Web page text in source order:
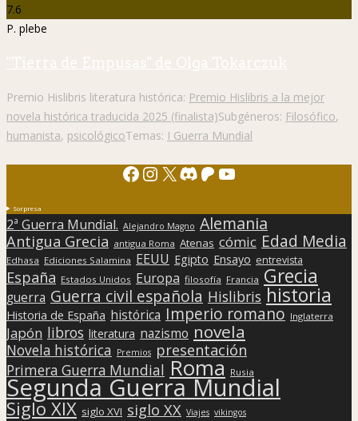
7.6
P. plebe
"Tierra de Empusas" de Olga Tokarczuk
Premio Hislibris literatura histórica: Premio Hislibris a la mejor
novela histórica traducida 2025 (finalista)Subgéneros: Filosófico,
humanista, psicológicoTemas: I Guerra Mundial
Facebook
Instagram
X Discord
Patreon
YouTube
Sorpresa
2ª Guerra Mundial. Alejandro Magno Alemania
Antigua Grecia antigua Roma Atenas cómic Edad Media
Edhasa Ediciones Salamina EEUU Egipto Ensayo entrevista
España Estados Unidos Europa filosofía Francia Grecia
guerra Guerra civil española Hislibris historia
Historia de España histórica Imperio romano Inglaterra
Japón libros literatura nazismo novela
Novela histórica Premios presentación
Primera Guerra Mundial Roma Rusia
Segunda Guerra Mundial
Siglo XIX siglo XVI siglo XX Viajes vikingos